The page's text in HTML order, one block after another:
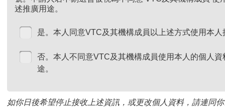
述推廣用途。
是。本人同意VTC及其機構成員以上述方式使用本
否。本人不同意VTC及其機構成員使用本人的個人
途。
如你日後希望停止接收上述資訊，或更改個人資料，請連同